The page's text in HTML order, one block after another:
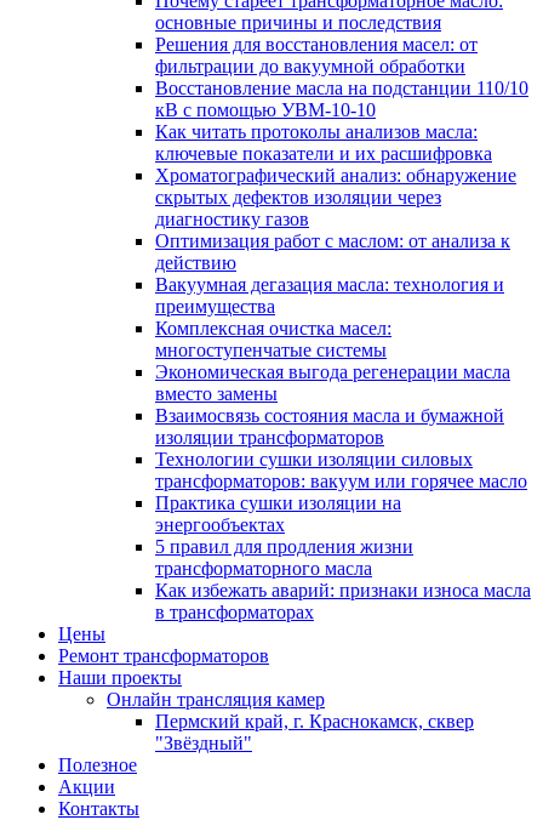
основные причины и последствия
Решения для восстановления масел: от
фильтрации до вакуумной обработки
Восстановление масла на подстанции 110/10
кВ с помощью УВМ-10-10
Как читать протоколы анализов масла:
ключевые показатели и их расшифровка
Хроматографический анализ: обнаружение
скрытых дефектов изоляции через
диагностику газов
Оптимизация работ с маслом: от анализа к
действию
Вакуумная дегазация масла: технология и
преимущества
Комплексная очистка масел:
многоступенчатые системы
Экономическая выгода регенерации масла
вместо замены
Взаимосвязь состояния масла и бумажной
изоляции трансформаторов
Технологии сушки изоляции силовых
трансформаторов: вакуум или горячее масло
Практика сушки изоляции на
энергообъектах
5 правил для продления жизни
трансформаторного масла
Как избежать аварий: признаки износа масла
в трансформаторах
Цены
Ремонт трансформаторов
Наши проекты
Онлайн трансляция камер
Пермский край, г. Краснокамск, сквер
"Звёздный"
Полезное
Акции
Контакты